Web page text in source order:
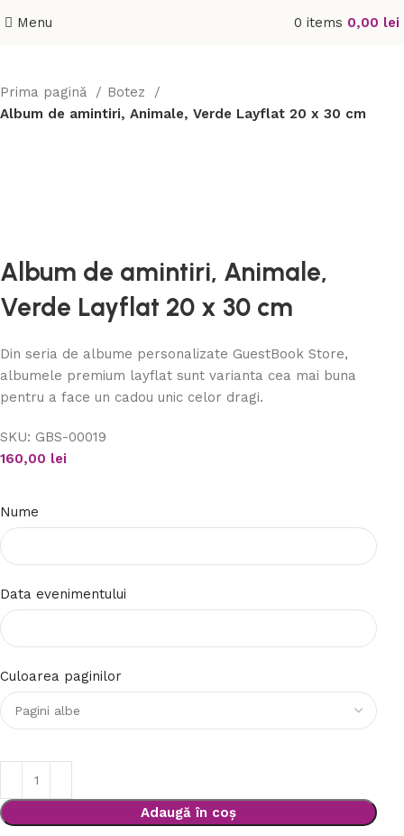
Menu 0 items 0,00 lei
Prima pagină
Botez
Album de amintiri, Animale, Verde Layflat 20 x 30 cm
Album de amintiri, Animale,
Verde Layflat 20 x 30 cm
Din seria de albume personalizate GuestBook Store,
albumele premium layflat sunt varianta cea mai buna
pentru a face un cadou unic celor dragi.
SKU: GBS-00019
160,00 lei
Nume
Data evenimentului
Culoarea paginilor
Adaugă în coș